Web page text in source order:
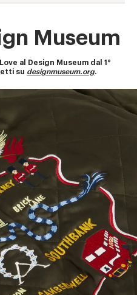
Museum
al Design Museum dal 1°
su designmuseum.org.